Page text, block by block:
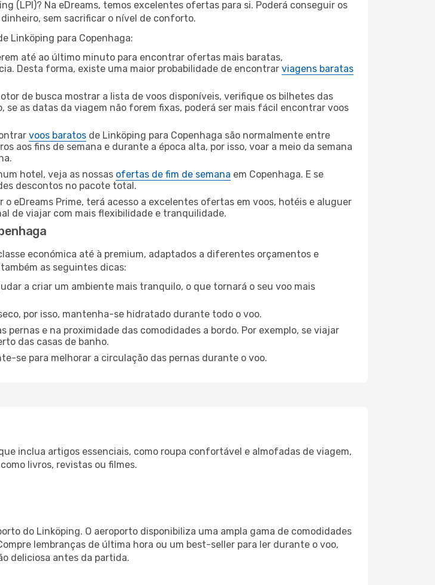
(LPI)? Na eDreams, temos excelentes ofertas para si. Poderá conseguir os
sem sacrificar o nível de conforto.
Linköping para Copenhaga:
até ao último minuto para encontrar ofertas mais baratas,
Desta forma, existe uma maior probabilidade de encontrar viagens baratas
de busca mostrar a lista de voos disponíveis, verifique os bilhetes das
se as datas da viagem não forem fixas, poderá ser mais fácil encontrar voos
voos baratos de Linköping para Copenhaga são normalmente entre
aos fins de semana e durante a época alta, por isso, voar a meio da semana
hotel, veja as nossas ofertas de fim de semana em Copenhaga. E se
descontos no pacote total.
o eDreams Prime, terá acesso a excelentes ofertas em voos, hotéis e aluguer
de viajar com mais flexibilidade e tranquilidade.
económica até à premium, adaptados a diferentes orçamentos e
as seguintes dicas:
a criar um ambiente mais tranquilo, o que tornará o seu voo mais
por isso, mantenha-se hidratado durante todo o voo.
pernas e na proximidade das comodidades a bordo. Por exemplo, se viajar
das casas de banho.
se para melhorar a circulação das pernas durante o voo.
inclua artigos essenciais, como roupa confortável e almofadas de viagem,
livros, revistas ou filmes.
do Linköping. O aeroporto disponibiliza uma ampla gama de comodidades
lembranças de última hora ou um best-seller para ler durante o voo,
deliciosa antes da partida.